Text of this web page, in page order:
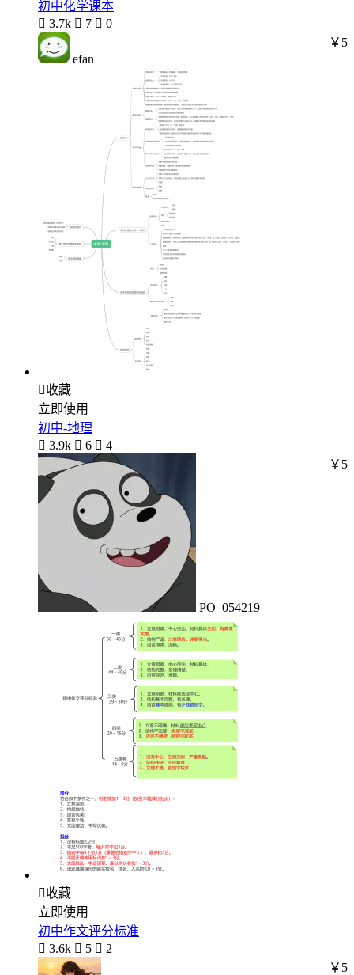
初中化学课本
 3.7k  7  0
efan
￥5
收藏
立即使用
初中-地理
 3.9k  6  4
PO_054219
￥5
收藏
立即使用
初中作文评分标准
 3.6k  5  2
￥5